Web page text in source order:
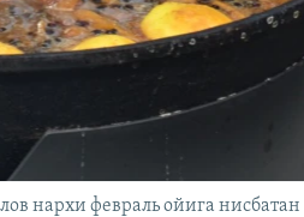
нархи февраль ойига